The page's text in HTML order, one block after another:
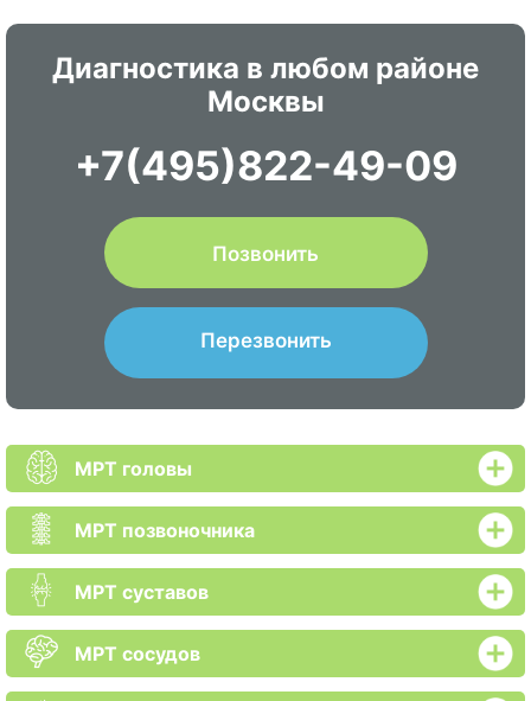
Диагностика в любом районе
Москвы
+7(495)822-49-09
Позвонить
Перезвонить
МРТ головы
МРТ позвоночника
МРТ суставов
МРТ сосудов